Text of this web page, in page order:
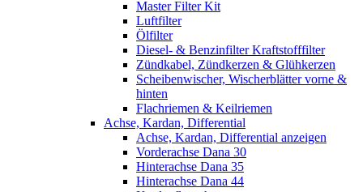
Master Filter Kit
Luftfilter
Ölfilter
Diesel- & Benzinfilter Kraftstofffilter
Zündkabel, Zündkerzen & Glühkerzen
Scheibenwischer, Wischerblätter vorne &
hinten
Flachriemen & Keilriemen
Achse, Kardan, Differential
Achse, Kardan, Differential anzeigen
Vorderachse Dana 30
Hinterachse Dana 35
Hinterachse Dana 44